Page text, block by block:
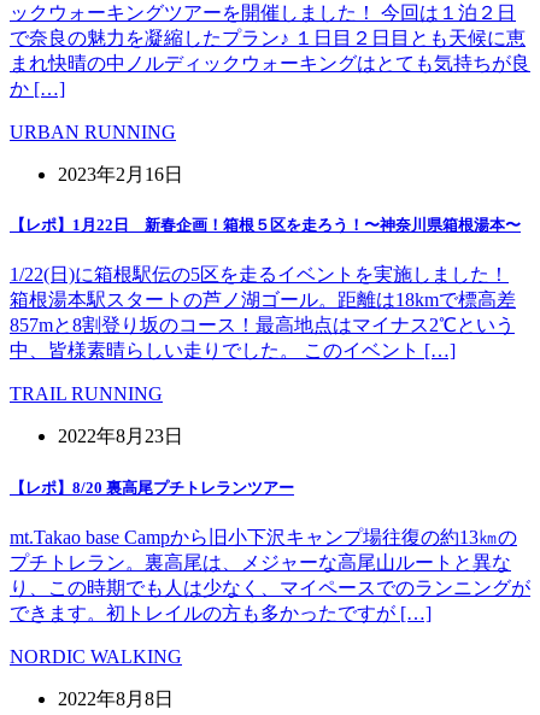
ックウォーキングツアーを開催しました！ 今回は１泊２日
で奈良の魅力を凝縮したプラン♪ １日目２日目とも天候に恵
まれ快晴の中ノルディックウォーキングはとても気持ちが良
か […]
URBAN RUNNING
2023年2月16日
【レポ】1月22日 新春企画！箱根５区を走ろう！〜神奈川県箱根湯本〜
1/22(日)に箱根駅伝の5区を走るイベントを実施しました！
箱根湯本駅スタートの芦ノ湖ゴール。距離は18kmで標高差
857mと8割登り坂のコース！最高地点はマイナス2℃という
中、皆様素晴らしい走りでした。 このイベント […]
TRAIL RUNNING
2022年8月23日
【レポ】8/20 裏高尾プチトレランツアー
mt.Takao base Campから旧小下沢キャンプ場往復の約13㎞の
プチトレラン。裏高尾は、メジャーな高尾山ルートと異な
り、この時期でも人は少なく、マイペースでのランニングが
できます。初トレイルの方も多かったですが […]
NORDIC WALKING
2022年8月8日